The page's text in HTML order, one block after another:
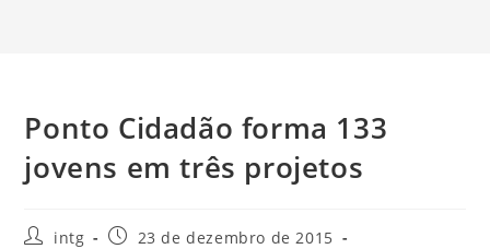
Ponto Cidadão forma 133
jovens em três projetos
intg
23 de dezembro de 2015